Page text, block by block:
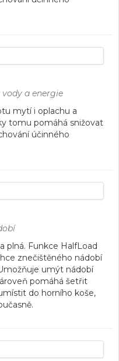
a energie
mytí i oplachu a
tomu pomáhá snižovat
účinného
plná. Funkce HalfLoad
znečištěného nádobí
umýt nádobí
pomáhá šetřit
do horního koše,